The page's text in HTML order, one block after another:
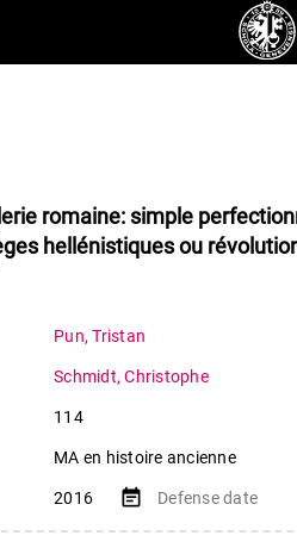
romaine: simple
hellénistiques ou
Pun,Tristan
Schmidt,Christophe
114
MA en histoire ancienne
2016 event_note Defense date